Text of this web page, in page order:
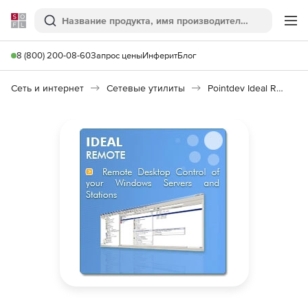
Softline
Поиск
8 (800) 200-08-60Запрос ценыИнферитБлог
Сеть и интернет Сетевые утилиты Pointdev Ideal Remote